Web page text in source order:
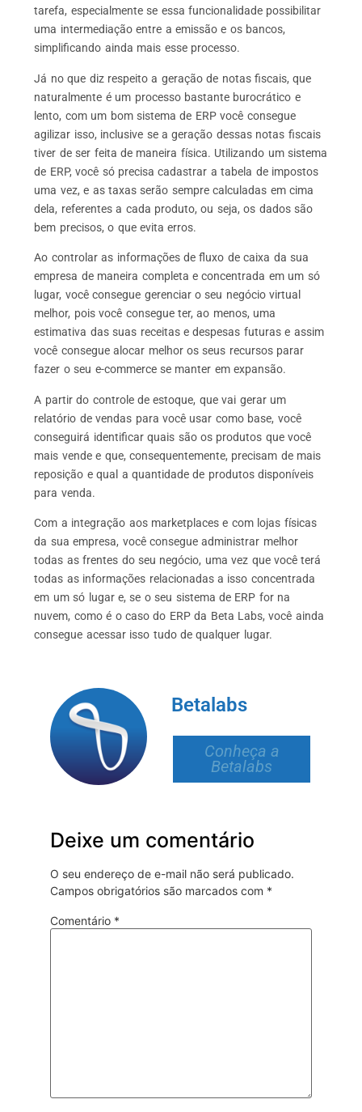
tarefa, especialmente se essa funcionalidade possibilitar
uma intermediação entre a emissão e os bancos,
simplificando ainda mais esse processo.
Já no que diz respeito a geração de notas fiscais, que
naturalmente é um processo bastante burocrático e
lento, com um bom sistema de ERP você consegue
agilizar isso, inclusive se a geração dessas notas fiscais
tiver de ser feita de maneira física. Utilizando um sistema
de ERP, você só precisa cadastrar a tabela de impostos
uma vez, e as taxas serão sempre calculadas em cima
dela, referentes a cada produto, ou seja, os dados são
bem precisos, o que evita erros.
Ao controlar as informações de fluxo de caixa da sua
empresa de maneira completa e concentrada em um só
lugar, você consegue gerenciar o seu negócio virtual
melhor, pois você consegue ter, ao menos, uma
estimativa das suas receitas e despesas futuras e assim
você consegue alocar melhor os seus recursos parar
fazer o seu e-commerce se manter em expansão.
A partir do controle de estoque, que vai gerar um
relatório de vendas para você usar como base, você
conseguirá identificar quais são os produtos que você
mais vende e que, consequentemente, precisam de mais
reposição e qual a quantidade de produtos disponíveis
para venda.
Com a integração aos marketplaces e com lojas físicas
da sua empresa, você consegue administrar melhor
todas as frentes do seu negócio, uma vez que você terá
todas as informações relacionadas a isso concentrada
em um só lugar e, se o seu sistema de ERP for na
nuvem, como é o caso do ERP da Beta Labs, você ainda
consegue acessar isso tudo de qualquer lugar.
Betalabs
Conheça a
Betalabs
Deixe um comentário
O seu endereço de e-mail não será publicado.
Campos obrigatórios são marcados com *
Comentário *